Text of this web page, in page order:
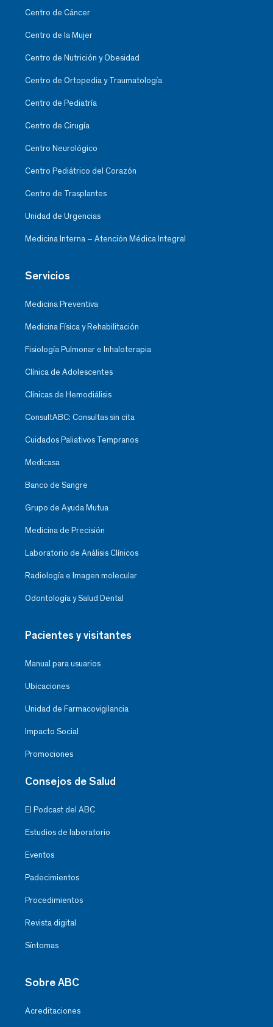
Centro de Cáncer
Centro de la Mujer
Centro de Nutrición y Obesidad
Centro de Ortopedia y Traumatología
Centro de Pediatría
Centro de Cirugía
Centro Neurológico
Centro Pediátrico del Corazón
Centro de Trasplantes
Unidad de Urgencias
Medicina Interna – Atención Médica Integral
Servicios
Medicina Preventiva
Medicina Física y Rehabilitación
Fisiología Pulmonar e Inhaloterapia
Clínica de Adolescentes
Clínicas de Hemodiálisis
ConsultABC: Consultas sin cita
Cuidados Paliativos Tempranos
Medicasa
Banco de Sangre
Grupo de Ayuda Mutua
Medicina de Precisión
Laboratorio de Análisis Clínicos
Radiología e Imagen molecular
Odontología y Salud Dental
Pacientes y visitantes
Manual para usuarios
Ubicaciones
Unidad de Farmacovigilancia
Impacto Social
Promociones
Consejos de Salud
El Podcast del ABC
Estudios de laboratorio
Eventos
Padecimientos
Procedimientos
Revista digital
Síntomas
Sobre ABC
Acreditaciones